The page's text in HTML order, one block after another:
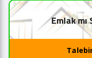
Emlak